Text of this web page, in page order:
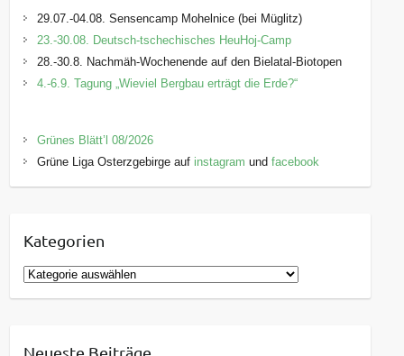
29.07.-04.08. Sensencamp Mohelnice (bei Müglitz)
23.-30.08. Deutsch-tschechisches HeuHoj-Camp
28.-30.8. Nachmäh-Wochenende auf den Bielatal-Biotopen
4.-6.9. Tagung „Wieviel Bergbau erträgt die Erde?“
Grünes Blätt’l 08/2026
Grüne Liga Osterzgebirge auf instagram undfacebook
Kategorien
K
a